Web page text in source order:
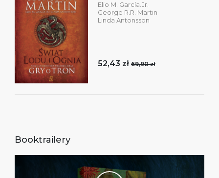
Elio M. García.Jr.
George R.R. Martin
Linda Antonsson
52,43 zł 69,90 zł
Booktrailery